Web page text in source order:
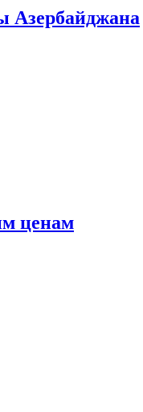
Азербайджана
ценам